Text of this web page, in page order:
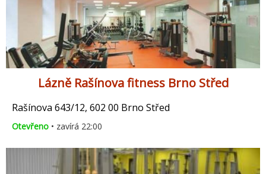
Lázně Rašínova fitness Brno Střed
Rašínova 643/12, 602 00 Brno Střed
Otevřeno • zavírá 22:00